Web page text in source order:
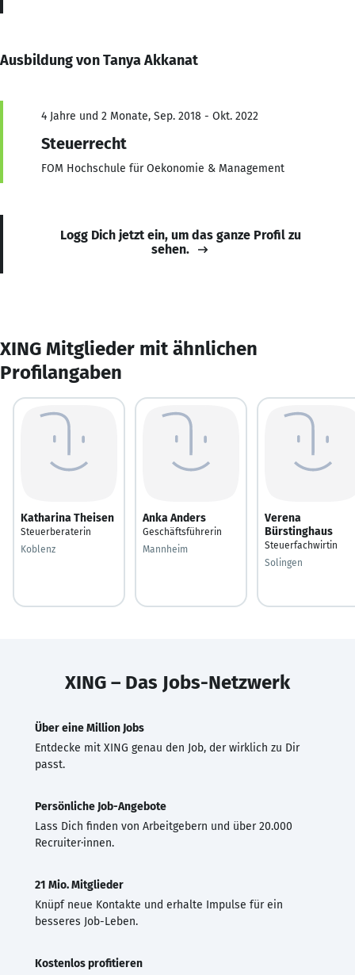
Ausbildung von Tanya Akkanat
4 Jahre und 2 Monate, Sep. 2018 - Okt. 2022
Steuerrecht
FOM Hochschule für Oekonomie & Management
Logg Dich jetzt ein, um das ganze Profil zu
sehen.
XING Mitglieder mit ähnlichen
Profilangaben
Katharina Theisen
Steuerberaterin
Koblenz
Anka Anders
Geschäftsführerin
Mannheim
Verena
Bürstinghaus
Steuerfachwirtin
Solingen
XING – Das Jobs-Netzwerk
Über eine Million Jobs
Entdecke mit XING genau den Job, der wirklich zu Dir
passt.
Persönliche Job-Angebote
Lass Dich finden von Arbeitgebern und über 20.000
Recruiter·innen.
21 Mio. Mitglieder
Knüpf neue Kontakte und erhalte Impulse für ein
besseres Job-Leben.
Kostenlos profitieren